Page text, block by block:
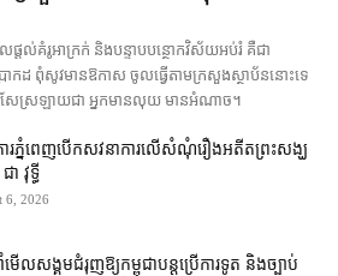
ផ្ដល់​គំរូ​អាក្រក់ និង​បន្ទាបបន្ថោក​វិស័យ​អប់រំ គឺជា​
រាកដ ពុំ​សូវ​មានឱកាស ចូល​ធ្វើតាម​ក្រសួង​ស្ថាប័ន​នោះ​ទេ
សែស្រឡាយ​ជា អ្នកមាន​លុយ មានអំណាច។
រ​ភ្នំពេញ​​បើកសវនាការ​លើ​សំណុំរឿង​​អតីត​ព្រះសង្ឃ
វុទ្ធី
6, 2026
ាំមើល​សង្គម​ជំរុញ​ឱ្យ​កម្ពុជា​បន្ត​ប្រើ​ការទូត និង​ច្បាប់​